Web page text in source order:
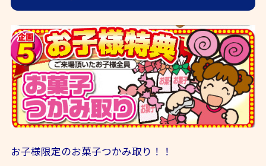
お子様限定のお菓子つかみ取り！！